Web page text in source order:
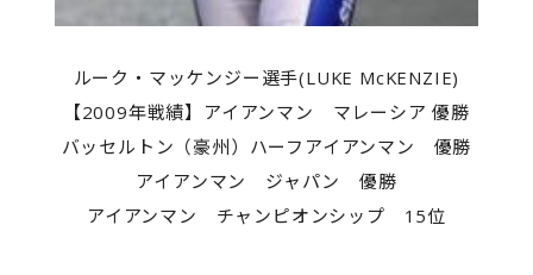
ルーク・マッケンジー選手(LUKE McKENZIE)
【2009年戦績】アイアンマン マレーシア 優勝
バッセルトン（豪州）ハーフアイアンマン 優勝
アイアンマン ジャパン 優勝
アイアンマン チャンピオンシップ 15位